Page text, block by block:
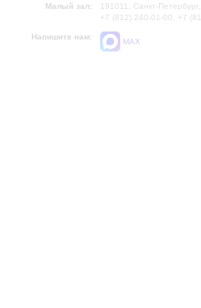
Малый зал:
191011, Санкт-
+7 (812) 240-01-00, +7
Напишите нам:
MAX